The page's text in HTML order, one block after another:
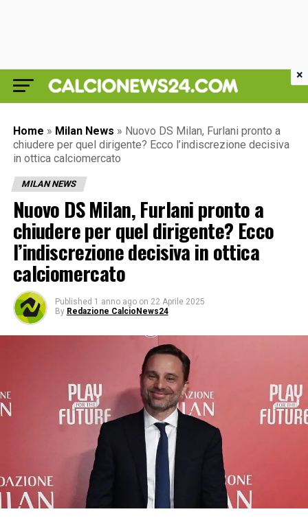
Home » Milan News » Nuovo DS Milan, Furlani pronto a
chiudere per quel dirigente? Ecco l’indiscrezione decisiva
in ottica calciomercato
MILAN NEWS
Nuovo DS Milan, Furlani pronto a
chiudere per quel dirigente? Ecco
l’indiscrezione decisiva in ottica
calciomercato
Published 1 anno ago on 22 Aprile 2025
By Redazione CalcioNews24
×